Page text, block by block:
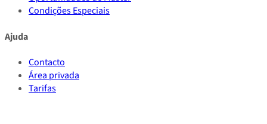
Condições Especiais
Ajuda
Contacto
Área privada
Tarifas